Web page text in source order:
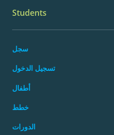
Students
سجل
تسجيل الدخول
أطفال
خطط
الدورات